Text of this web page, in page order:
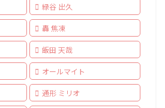
緑谷 出久
轟 焦凍
飯田 天哉
オールマイト
通形 ミリオ